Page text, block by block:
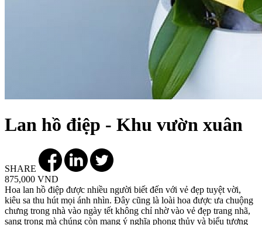
Lan hồ điệp - Khu vườn xuân
SHARE
875,000 VND
Hoa lan hồ điệp được nhiều người biết đến với vẻ đẹp tuyệt vời,
kiêu sa thu hút mọi ánh nhìn. Đây cũng là loài hoa được ưa chuộng
chưng trong nhà vào ngày tết không chỉ nhờ vào vẻ đẹp trang nhã,
sang trọng mà chúng còn mang ý nghĩa phong thủy và biểu tượng